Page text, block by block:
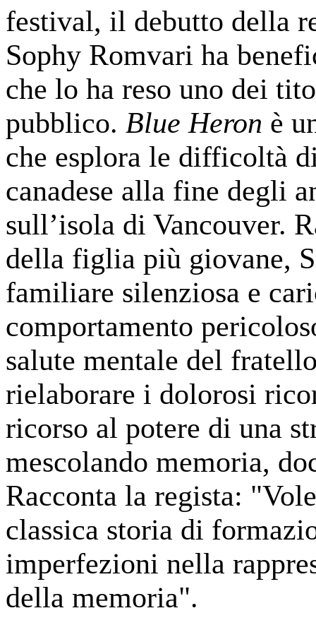
festival, il debutto della
Sophy Romvari ha
che lo ha reso uno dei
pubblico. Blue Heron è
che esplora le difficoltà
canadese alla fine degli
sull’isola di Vancouver.
della figlia più giovane,
familiare silenziosa e
comportamento
salute mentale del
rielaborare i dolorosi
ricorso al potere di una
mescolando memoria,
Racconta la regista:
classica storia di
imperfezioni nella
della memoria".